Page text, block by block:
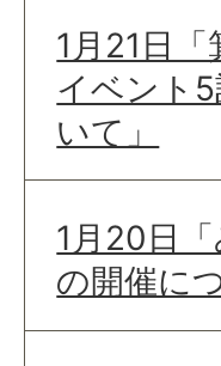
1月21日
イベント
いて」
1月20日
の開催に